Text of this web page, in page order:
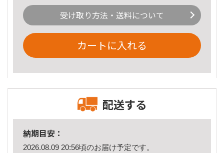
受け取り方法・送料について
カートに入れる
配送する
納期目安：
2026.08.09 20:56頃のお届け予定です。